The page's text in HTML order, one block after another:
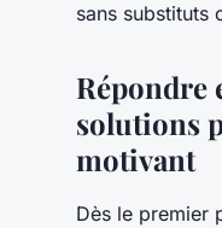
sans substituts
Répondre
solutions
motivant
Dès le premier